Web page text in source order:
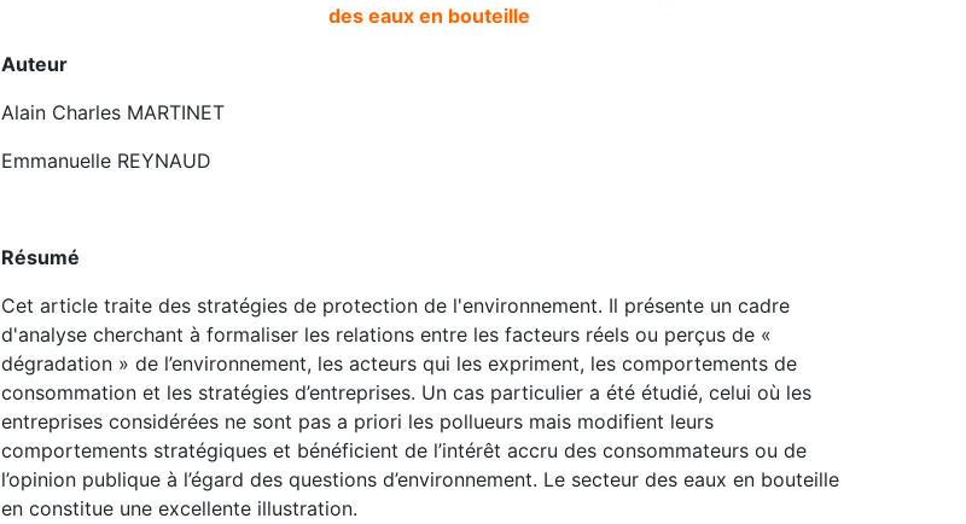
des eaux en bouteille
Auteur
Alain Charles MARTINET
Emmanuelle REYNAUD
Résumé
Cet article traite des stratégies de protection de l'environnement. Il présente un cadre
d'analyse cherchant à formaliser les relations entre les facteurs réels ou perçus de «
dégradation » de l’environnement, les acteurs qui les expriment, les comportements de
consommation et les stratégies d’entreprises. Un cas particulier a été étudié, celui où les
entreprises considérées ne sont pas a priori les pollueurs mais modifient leurs
comportements stratégiques et bénéficient de l’intérêt accru des consommateurs ou de
l’opinion publique à l’égard des questions d’environnement. Le secteur des eaux en bouteille
en constitue une excellente illustration.